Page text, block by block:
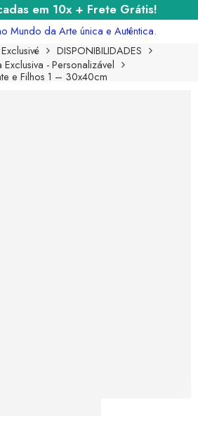
em 10x + Frete Grátis!
Mundo da Arte única e Autêntica.
DISPONIBILIDADES
- Personalizável
e Filhos 1 – 30x40cm